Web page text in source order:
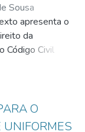
Sousa
de Araujo
apresenta o
da
Código Civil
de 1988.
o Direito à
aborda a
O
UNIFORMES